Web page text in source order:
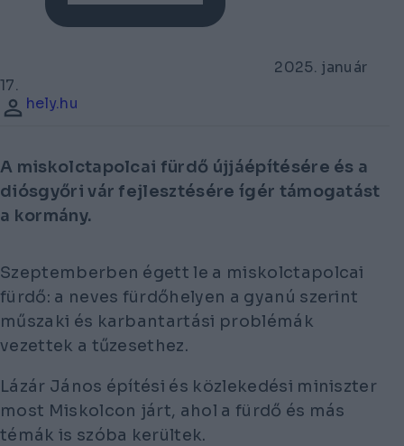
2025. január
17.
hely.hu
A miskolctapolcai fürdő újjáépítésére és a
diósgyőri vár fejlesztésére ígér támogatást
a kormány.
Szeptemberben égett le a miskolctapolcai
fürdő: a neves fürdőhelyen a gyanú szerint
műszaki és karbantartási problémák
vezettek a tűzesethez.
Lázár János építési és közlekedési miniszter
most Miskolcon járt, ahol a fürdő és más
témák is szóba kerültek.